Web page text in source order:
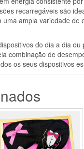
recarregáveis são
uma ampla variedade
do dia a dia
combinação de
os seus dispositivos